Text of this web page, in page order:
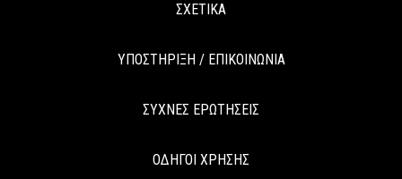
ΣΧΕΤΙΚΑ
ΥΠΟΣΤΗΡΙΞΗ / ΕΠΙΚΟΙΝΩΝΙΑ
ΣΥΧΝΕΣ ΕΡΩΤΗΣΕΙΣ
ΟΔΗΓΟΙ ΧΡΗΣΗΣ